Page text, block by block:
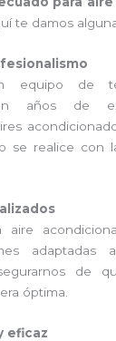
te damos
equipo de
años de
se realice con
adaptadas
de
óptima.
eficaz